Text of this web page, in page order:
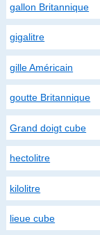
gallon Britannique
gigalitre
gille Américain
goutte Britannique
Grand doigt cube
hectolitre
kilolitre
lieue cube